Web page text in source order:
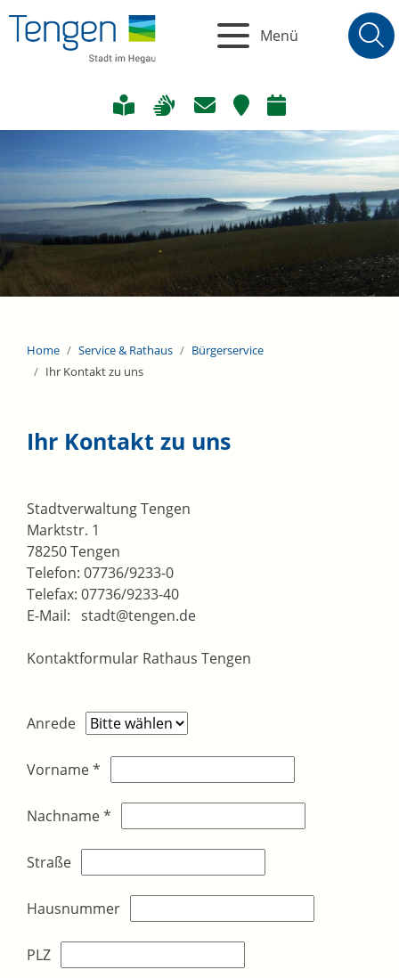
Menü
Home Service & Rathaus
Bürgerservice
Ihr Kontakt zu uns
Ihr Kontakt zu uns
Stadtverwaltung Tengen
Marktstr. 1
78250 Tengen
Telefon: 07736/9233-0
Telefax: 07736/9233-40
E-Mail: stadt@tengen.de
Kontaktformular Rathaus Tengen
Anrede
Vorname*
Nachname*
Straße
Hausnummer
PLZ